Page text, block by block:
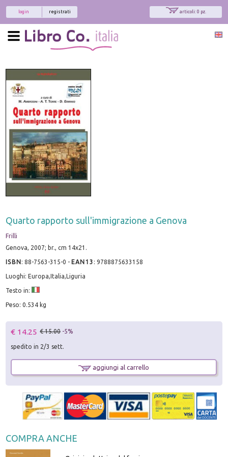
articoli: 0 pz.
registrati
login
Quarto rapporto sull'immigrazione a Genova
Frilli
Genova, 2007; br., cm 14x21.
ISBN:88-7563-315-0 - EAN13 :9788875633158
Luoghi: Europa,Italia,Liguria
Testo in:
Peso: 0.534 kg
€ 14.25 € 15.00 -5%
spedito in 2/3 sett.
aggiungi al carrello
COMPRA ANCHE